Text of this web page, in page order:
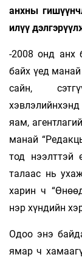
анхны
илүү
-2008 онд анх
байх үед
сайн,
яам,
манай
тод нээлттэй
талаас нь
харин ч
нэр хүндийн
Одоо энэ
ямар ч